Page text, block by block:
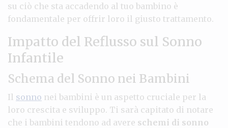
su ciò che sta accadendo al tuo bambino è
fondamentale per offrir loro il giusto trattamento.
Impatto del Reflusso sul Sonno
Infantile
Schema del Sonno nei Bambini
Il sonno nei bambini è un aspetto cruciale per la
loro crescita e sviluppo. Ti sarà capitato di notare
che i bambini tendono ad avere schemi di sonno